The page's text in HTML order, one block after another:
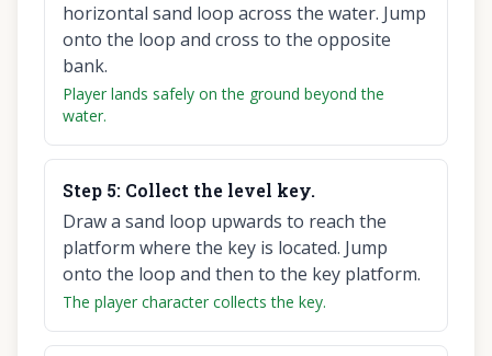
horizontal sand loop across the water. Jump
onto the loop and cross to the opposite
bank.
Player lands safely on the ground beyond the
water.
Step 5: Collect the level key.
Draw a sand loop upwards to reach the
platform where the key is located. Jump
onto the loop and then to the key platform.
The player character collects the key.